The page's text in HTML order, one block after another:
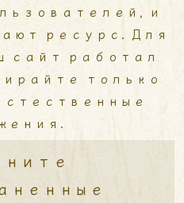
и
ресурс. Для
сайт работал
только